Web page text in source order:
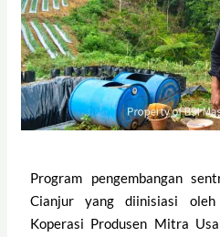
Program pengembangan
Cianjur yang diinisiasi
Koperasi Produsen Mitra